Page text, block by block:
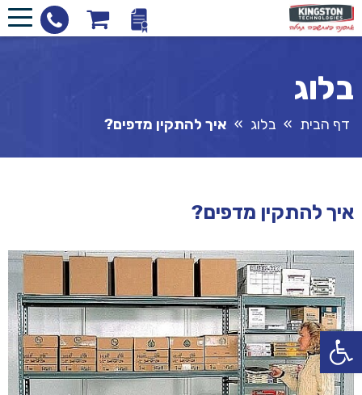
פתח סרגל נגישות
בלוג
דף הבית » בלוג » איך להתקין מדפים?
איך להתקין מדפים?